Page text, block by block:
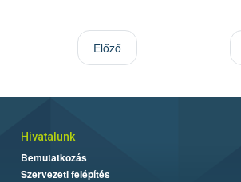
Előző
Hivatalunk
Bemutatkozás
Szervezeti felépítés